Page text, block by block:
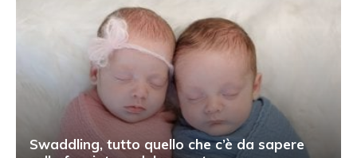
Swaddling, tutto quello che c’è da sapere